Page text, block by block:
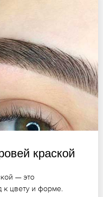
краской
— это
к цвету и форме.